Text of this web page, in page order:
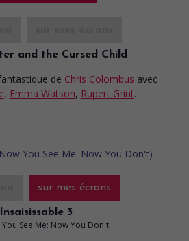
and the Cursed Child
de Chris Colombus avec
, Emma Watson, Rupert Grint.
sur mes écrans
Insaisissable 3
You See Me: Now You Don't